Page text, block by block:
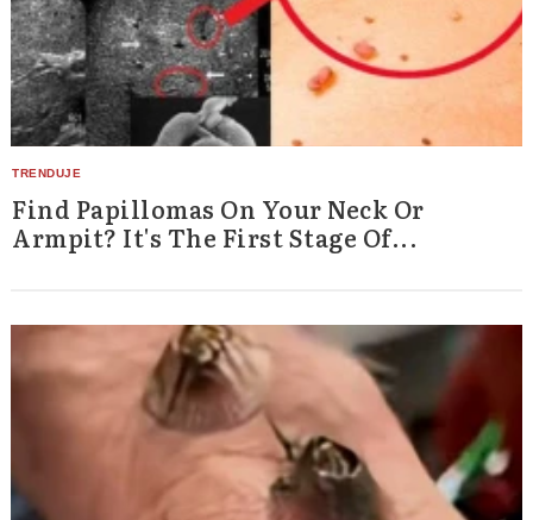
Find Papillomas On Your Neck Or
Armpit? It's The First Stage Of...